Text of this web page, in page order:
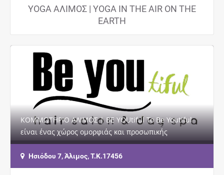
YOGA ΑΛΙΜΟΣ | YOGA IN THE AIR ON THE
EARTH
ΚΟΜΜΩΤΗΡΙΟ ΑΛΙΜΟΣ | BE YOUtiful Το Be Youtiful
είναι ένας χώρος ομορφιάς και προσωπικής
φροντίδας. Σκοπός μας να σας προσφέρουμε ηρεμία,…
Ησιόδου 7, Άλιμος, Τ.Κ.17456